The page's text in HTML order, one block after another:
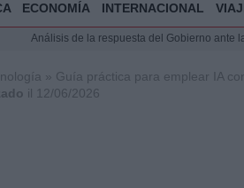
ECONOMÍA INTERNACIONAL
Análisis de la respuesta del Gobierno ante
Felipe VI recibe a Juan Jesús Vivas en
» Guía práctica para emplear IA
il 12/06/2026